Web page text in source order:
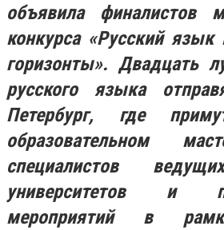
объявила финалистов
конкурса «Русский
горизонты». Двадцать
русского языка
Петербург, где
образовательном
специалистов
университетов и
мероприятий в